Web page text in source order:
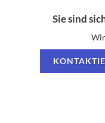
Sie sind